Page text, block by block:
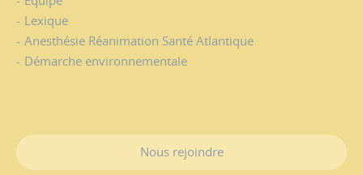
Lexique
Anesthésie Réanimation Santé Atlantique
Démarche environnementale
Nous rejoindre